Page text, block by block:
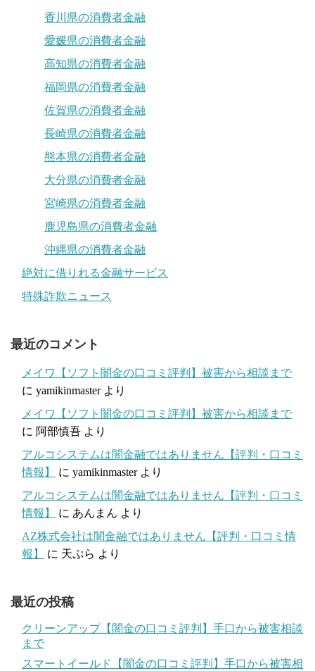
香川県の消費者金融
愛媛県の消費者金融
高知県の消費者金融
福岡県の消費者金融
佐賀県の消費者金融
長崎県の消費者金融
熊本県の消費者金融
大分県の消費者金融
宮崎県の消費者金融
鹿児島県の消費者金融
沖縄県の消費者金融
絶対に借りれる金融サービス
特殊詐欺ニュース
最近のコメント
メイワ【ソフト闇金の口コミ評判】被害から相談まで
に yamikinmasterより
メイワ【ソフト闇金の口コミ評判】被害から相談まで
に 阿部慎吾 より
アルコシステムは闇金融ではありません【評判・口コミ
情報】
に yamikinmasterより
アルコシステムは闇金融ではありません【評判・口コミ
情報】
に あんまん より
AZ株式会社は闇金融ではありません【評判・口コミ情
報】
に 天ぷら より
最近の投稿
クリーンアップ【闇金の口コミ評判】手口から被害相談
まで
スマートイールド【闇金の口コミ評判】手口から被害相